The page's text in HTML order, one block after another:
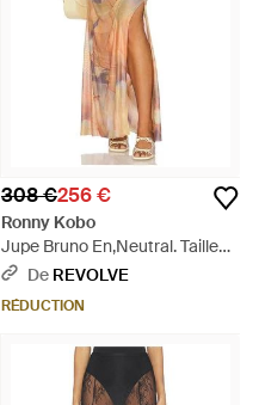
308 €256 €
Ronny Kobo
Jupe Bruno En,Neutral. Taille
Also En Xs - Blanc
De REVOLVE
RÉDUCTION